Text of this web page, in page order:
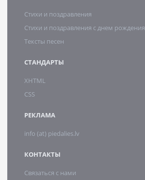
Стихи и поздравления
Стихи и поздравления с днем рождения
Тексты песен
СТАНДАРТЫ
XHTML
CSS
РЕКЛАМА
info (at) piedalies.lv
КОНТАКТЫ
Связаться с нами